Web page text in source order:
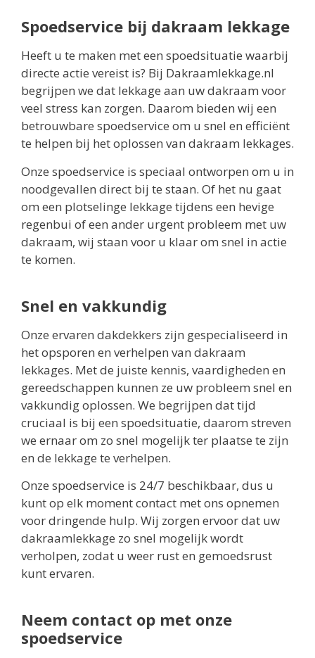
Spoedservice bij dakraam lekkage
Heeft u te maken met een spoedsituatie waarbij
directe actie vereist is? Bij Dakraamlekkage.nl
begrijpen we dat lekkage aan uw dakraam voor
veel stress kan zorgen. Daarom bieden wij een
betrouwbare spoedservice om u snel en efficiënt
te helpen bij het oplossen van dakraam lekkages.
Onze spoedservice is speciaal ontworpen om u in
noodgevallen direct bij te staan. Of het nu gaat
om een plotselinge lekkage tijdens een hevige
regenbui of een ander urgent probleem met uw
dakraam, wij staan voor u klaar om snel in actie
te komen.
Snel en vakkundig
Onze ervaren dakdekkers zijn gespecialiseerd in
het opsporen en verhelpen van dakraam
lekkages. Met de juiste kennis, vaardigheden en
gereedschappen kunnen ze uw probleem snel en
vakkundig oplossen. We begrijpen dat tijd
cruciaal is bij een spoedsituatie, daarom streven
we ernaar om zo snel mogelijk ter plaatse te zijn
en de lekkage te verhelpen.
Onze spoedservice is 24/7 beschikbaar, dus u
kunt op elk moment contact met ons opnemen
voor dringende hulp. Wij zorgen ervoor dat uw
dakraamlekkage zo snel mogelijk wordt
verholpen, zodat u weer rust en gemoedsrust
kunt ervaren.
Neem contact op met onze
spoedservice